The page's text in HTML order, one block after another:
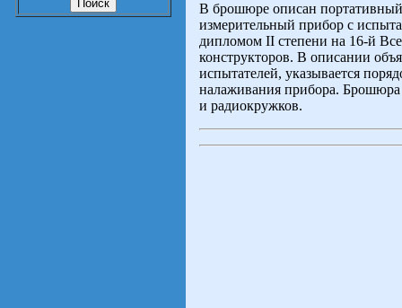
В брошюре описан
измерительный прибор с
дипломом II степени на 16-й
конструкторов. В описании
испытателей, указывается
налаживания прибора. Брошюра
и радиокружков.